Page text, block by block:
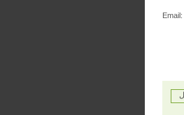
Email: